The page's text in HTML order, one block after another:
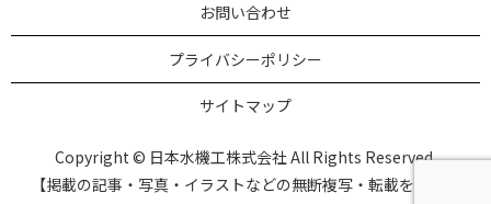
お問い合わせ
プライバシーポリシー
サイトマップ
Copyright © 日本水機工株式会社 All Rights Reserved.
【掲載の記事・写真・イラストなどの無断複写・転載を禁じま